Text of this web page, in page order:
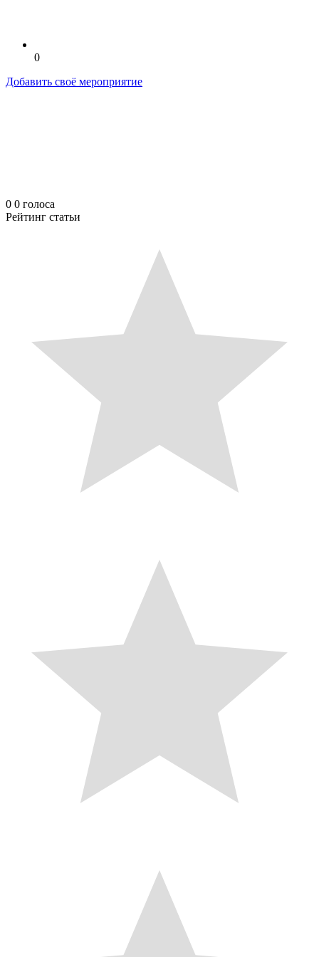
0
Добавить своё мероприятие
0 0 голоса
Рейтинг статьи